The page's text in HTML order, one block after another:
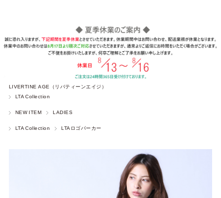
LIVERTINE AGE（リバティーンエイジ）
LTA Collection
NEW ITEM LADIES
LTA Collection LTAロゴパーカー